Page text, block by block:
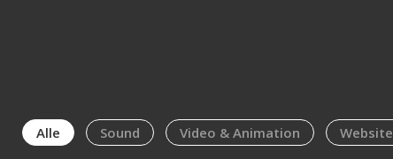
Alle Sound Video & Animation Website